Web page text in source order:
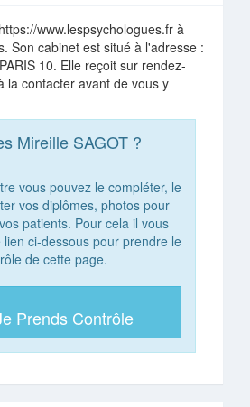
www.lespsychologues.fr à
Son cabinet est situé à l'adresse :
10. Elle reçoit sur rendez-
la contacter avant de vous y
Mireille SAGOT ?
vous pouvez le compléter, le
vos diplômes, photos pour
patients. Pour cela il vous
ci-dessous pour prendre le
de cette page.
Prends Contrôle